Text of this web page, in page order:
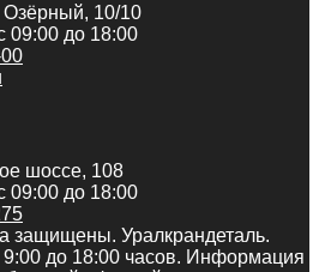
Озёрный, 10/10
09:00 до 18:00
шоссе, 108
09:00 до 18:00
защищены. Уралкрандеталь.
до 18:00 часов. Информация